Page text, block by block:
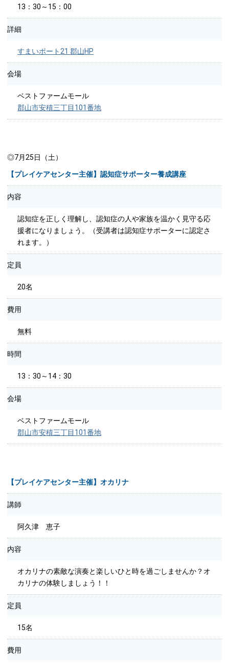
13：30～15：00
詳細
すまいポート21 郡山HP
会場
ベストファームモール
郡山市安積三丁目101番地
◎7月25日（土）
【プレイケアセンター主催】認知症サポーター養成講座
内容
認知症を正しく理解し、認知症の人や家族を温かく見守る応
援者になりましょう。（受講者は認知症サポーターに認定さ
れます。）
定員
20名
費用
無料
時間
13：30～14：30
会場
ベストファームモール
郡山市安積三丁目101番地
【プレイケアセンター主催】オカリナ
講師
阿久津 恵子
内容
オカリナの素敵な演奏と楽しいひと時を過ごしませんか？オ
カリナの体験しましょう！！
定員
15名
費用